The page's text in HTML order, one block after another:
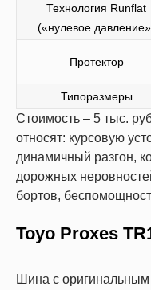
Технология Runflat
(«нулевое
Протектор
Типоразмеры
Стоимость – 5 тыс.
относят: курсовую
динамичный разгон,
дорожных
бортов,
Toyo Proxes
Шина с